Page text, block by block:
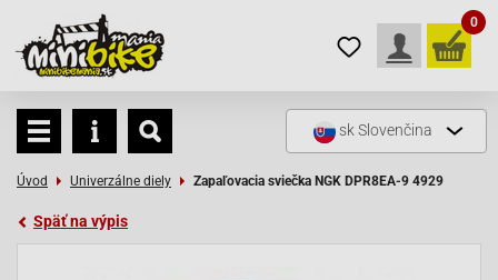
0
skSlovenčina
Úvod Univerzálne diely Zapaľovacia sviečka NGK DPR8EA-9 4929
Späť na výpis